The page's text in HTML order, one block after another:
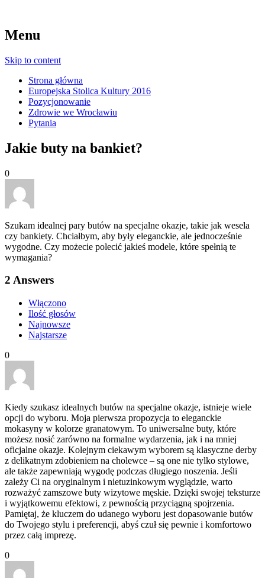
Menu
Skip to content
Strona główna
Europejska Stolica Kultury 2016
Pozycjonowanie
Zdrowie we Wrocławiu
Pytania
Jakie buty na bankiet?
0
Szukam idealnej pary butów na specjalne okazje, takie jak wesela
czy bankiety. Chciałbym, aby były eleganckie, ale jednocześnie
wygodne. Czy możecie polecić jakieś modele, które spełnią te
wymagania?
2 Answers
Włączono
Ilość głosów
Najnowsze
Najstarsze
0
Kiedy szukasz idealnych butów na specjalne okazje, istnieje wiele
opcji do wyboru. Moja pierwsza propozycja to eleganckie
mokasyny w kolorze granatowym. To uniwersalne buty, które
możesz nosić zarówno na formalne wydarzenia, jak i na mniej
oficjalne okazje. Kolejnym ciekawym wyborem są klasyczne derby
z delikatnym zdobieniem na cholewce – są one nie tylko stylowe,
ale także zapewniają wygodę podczas długiego noszenia. Jeśli
zależy Ci na oryginalnym i nietuzinkowym wyglądzie, warto
rozważyć zamszowe buty wizytowe męskie. Dzięki swojej teksturze
i wyjątkowemu efektowi, z pewnością przyciągną spojrzenia.
Pamiętaj, że kluczem do udanego wyboru jest dopasowanie butów
do Twojego stylu i preferencji, abyś czuł się pewnie i komfortowo
przez całą imprezę.
0